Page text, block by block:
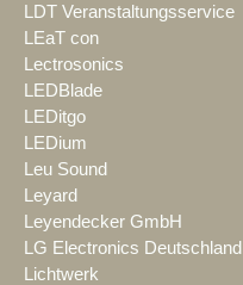
LDT Veranstaltungsservice
LEaT con
Lectrosonics
LEDBlade
LEDitgo
LEDium
Leu Sound
Leyard
Leyendecker GmbH
LG Electronics Deutschland
Lichtwerk